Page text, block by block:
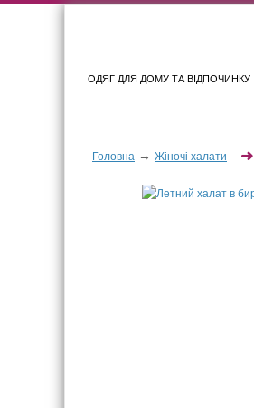
ОДЯГ ДЛЯ ДОМУ ТА ВІДПОЧИНКУ
Головна → Жіночі халати ➜